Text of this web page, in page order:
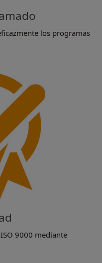
los programas
9000 mediante